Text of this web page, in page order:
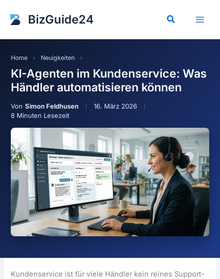
Inhalt
springen
BizGuide24 Suchen
KI-Agenten im Kundenservice: Was
Händler automatisieren können
Simon Feldhusen
16. März 2026
8 Minuten Lesezeit
Home › Neuigkeiten ›
Kundenservice ist für viele Händler kein reines Support-